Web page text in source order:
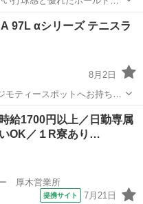
モデ
: 200m - ...
97L αシリーズ テニスラ
8月2日
ィースポットへお持ち込
レジャー用品、こども用品、
DVDなどが無料でまとめて持
ズ
給1700円以上／日勤専属
OK／１R寮あり…
厚木営業所
提携サイト 7月21日